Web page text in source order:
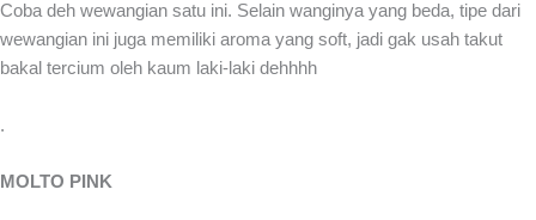
Coba deh wewangian satu ini. Selain wanginya yang beda, tipe dari
wewangian ini juga memiliki aroma yang soft, jadi gak usah takut
bakal tercium oleh kaum laki-laki dehhhh
.
MOLTO PINK